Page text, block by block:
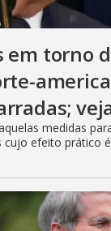
em torno
medidas
efeito prático é